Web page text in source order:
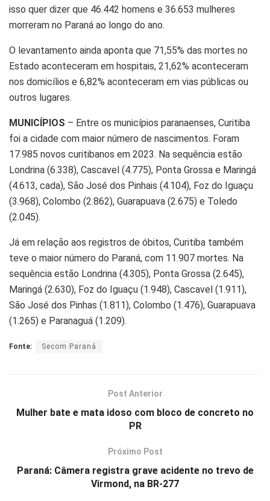
isso quer dizer que 46.442 homens e 36.653 mulheres
morreram no Paraná ao longo do ano.
O levantamento ainda aponta que 71,55% das mortes no
Estado aconteceram em hospitais, 21,62% aconteceram
nos domicílios e 6,82% aconteceram em vias públicas ou
outros lugares.
MUNICÍPIOS – Entre os municípios paranaenses, Curitiba
foi a cidade com maior número de nascimentos. Foram
17.985 novos curitibanos em 2023. Na sequência estão
Londrina (6.338), Cascavel (4.775), Ponta Grossa e Maringá
(4.613, cada), São José dos Pinhais (4.104), Foz do Iguaçu
(3.968), Colombo (2.862), Guarapuava (2.675) e Toledo
(2.045).
Já em relação aos registros de óbitos, Curitiba também
teve o maior número do Paraná, com 11.907 mortes. Na
sequência estão Londrina (4.305), Ponta Grossa (2.645),
Maringá (2.630), Foz do Iguaçu (1.948), Cascavel (1.911),
São José dos Pinhas (1.811), Colombo (1.476), Guarapuava
(1.265) e Paranaguá (1.209).
Fonte: Secom Paraná
Post Anterior
Mulher bate e mata idoso com bloco de concreto no
PR
Próximo Post
Paraná: Câmera registra grave acidente no trevo de
Virmond, na BR-277